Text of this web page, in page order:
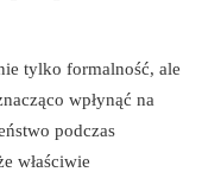
tylko formalność, ale
wpłynąć na
podczas
właściwie